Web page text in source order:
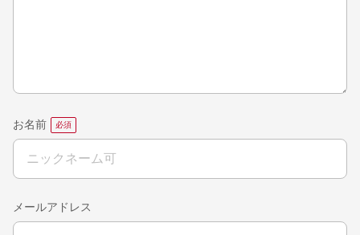
お名前
メールアドレス